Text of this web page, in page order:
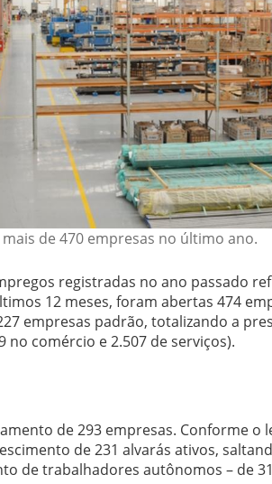
de 470 empresas no último ano.
registradas no ano passado
12 meses, foram abertas 474
empresas padrão, totalizando a
comércio e 2.507 de serviços).
de 293 empresas. Conforme o
de 231 alvarás ativos,
de trabalhadores autônomos – de